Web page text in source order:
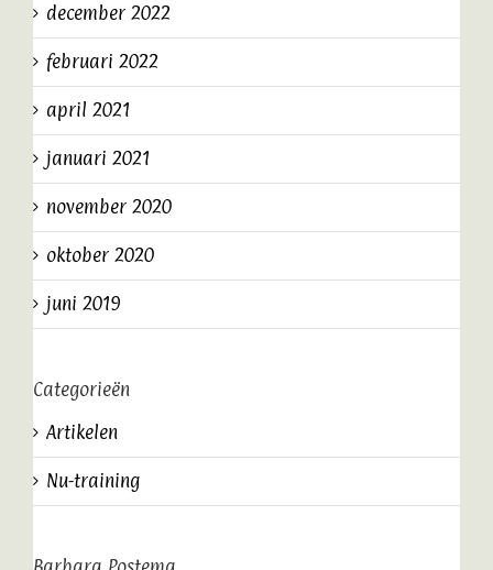
december 2022
februari 2022
april 2021
januari 2021
november 2020
oktober 2020
juni 2019
Categorieën
Artikelen
Nu-training